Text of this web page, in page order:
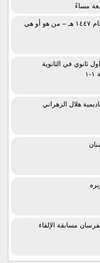
مساءً
جائزة أبو بندر لعيد فطر عام ١٤٤٧ هـ – من هو أو هي
ثانوي في الثانوية
هلال الزهراني
مسابقة الإلقاء